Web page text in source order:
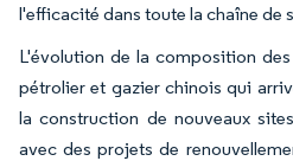
l'efficacité dans toute la chaîne de
L'évolution de la composition
pétrolier et gazier chinois qui
la construction de nouveaux
avec des projets de